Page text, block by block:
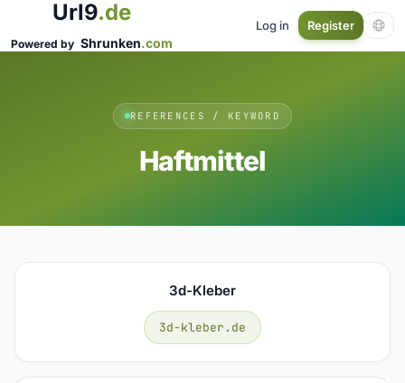
Url9.de
Powered by Shrunken.com
Log in Register
REFERENCES / KEYWORD
Haftmittel
3d-Kleber
3d-kleber.de